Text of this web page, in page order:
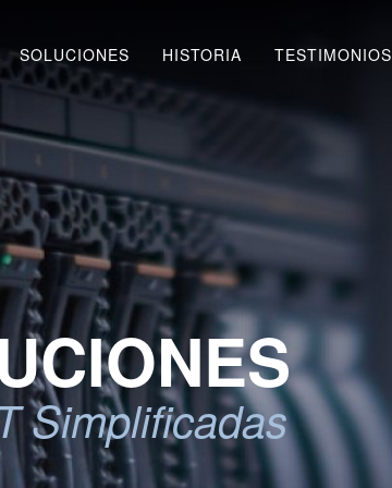
SOLUCIONES HISTORIA TESTIMONIOS
Simplificadas